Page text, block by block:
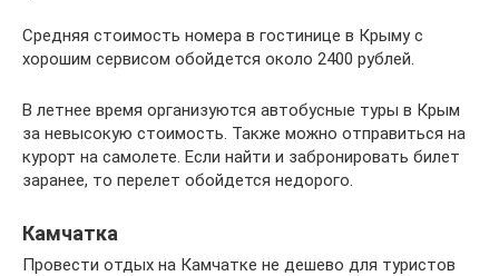
Средняя стоимость номера в гостинице в Крыму с
хорошим сервисом обойдется около 2400 рублей.
В летнее время организуются автобусные туры в Крым
за невысокую стоимость. Также можно отправиться на
курорт на самолете. Если найти и забронировать билет
заранее, то перелет обойдется недорого.
Камчатка
Провести отдых на Камчатке не дешево для туристов